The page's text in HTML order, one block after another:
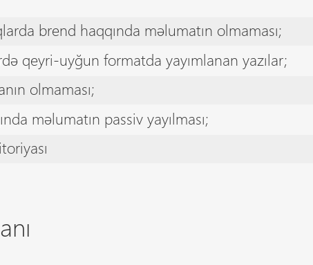
brend haqqında məlumatın olmaması;
qeyri-uyğun formatda yayımlanan yazılar;
olmaması;
məlumatın passiv yayılması;